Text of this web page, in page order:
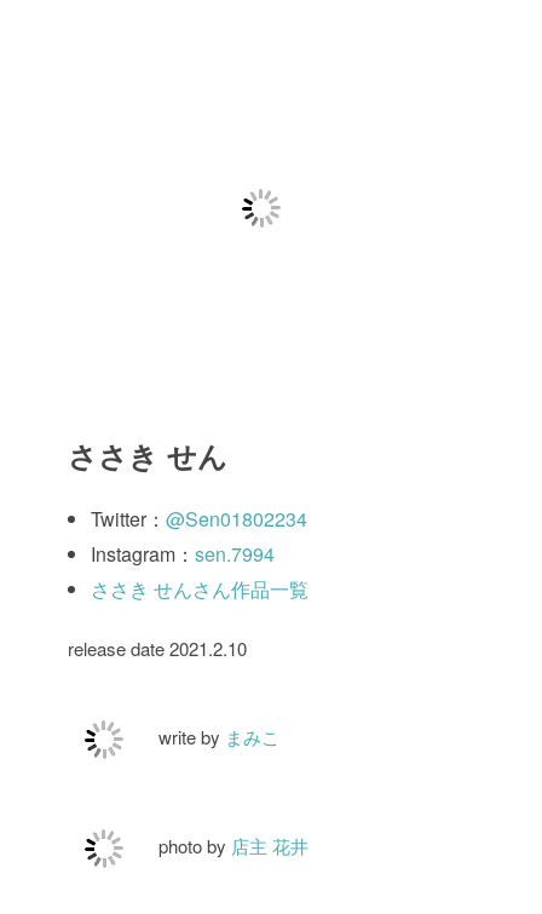
ささき せん
Twitter： @Sen01802234
Instagram： sen.7994
ささき せんさん作品一覧
release date 2021.2.10
write by まみこ
photo by 店主 花井